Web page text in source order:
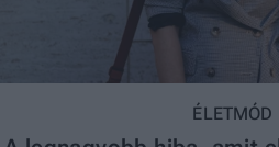
ÉLETMÓD